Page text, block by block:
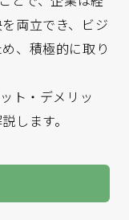
両立でき、ビジ
、積極的に取り
ト・デメリッ
します。